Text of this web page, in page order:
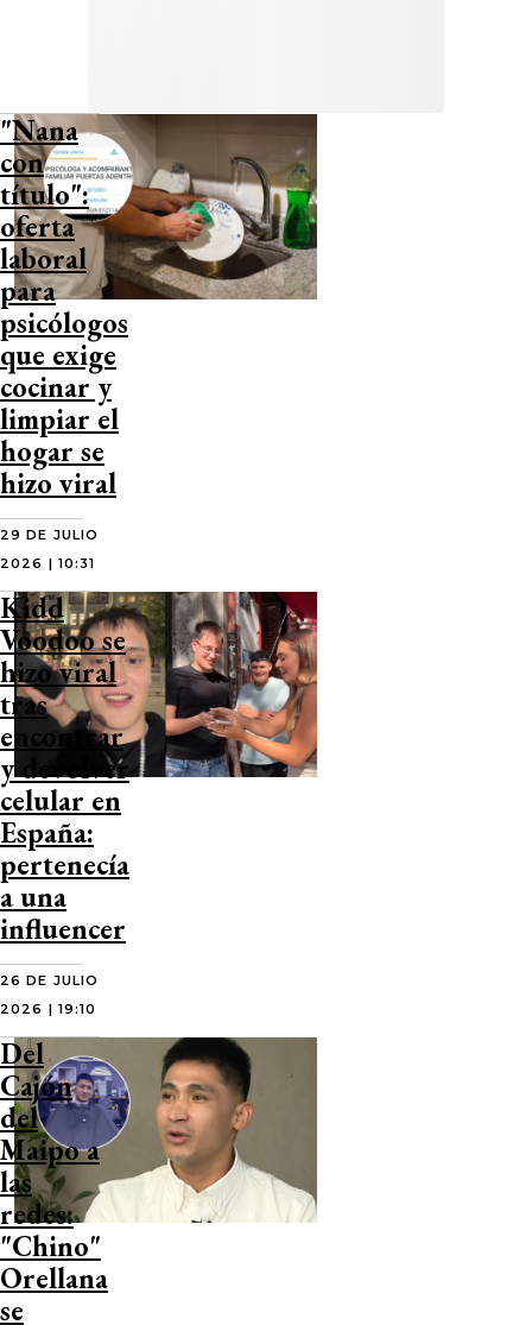
"Nana
con
título":
oferta
laboral
para
psicólogos
que exige
cocinar y
limpiar el
hogar se
hizo viral
29 DE JULIO
2026 | 10:31
Kidd
Voodoo se
hizo viral
tras
encontrar
y devolver
celular en
España:
pertenecía
a una
influencer
26 DE JULIO
2026 | 19:10
Del
Cajón
del
Maipo a
las
redes:
"Chino"
Orellana
se